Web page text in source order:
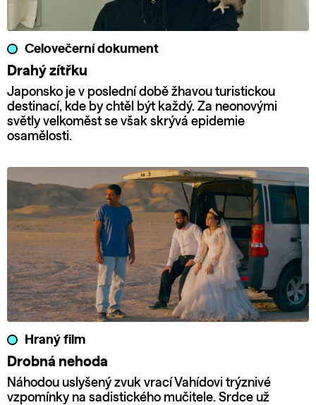
Celovečerní dokument
Drahý zítřku
Japonsko je v poslední době žhavou turistickou
destinací, kde by chtěl být každý. Za neonovými
světly velkoměst se však skrývá epidemie
osamělosti.
Hraný film
Drobná nehoda
Náhodou uslyšený zvuk vrací Vahídovi trýznivé
vzpomínky na sadistického mučitele. Srdce už